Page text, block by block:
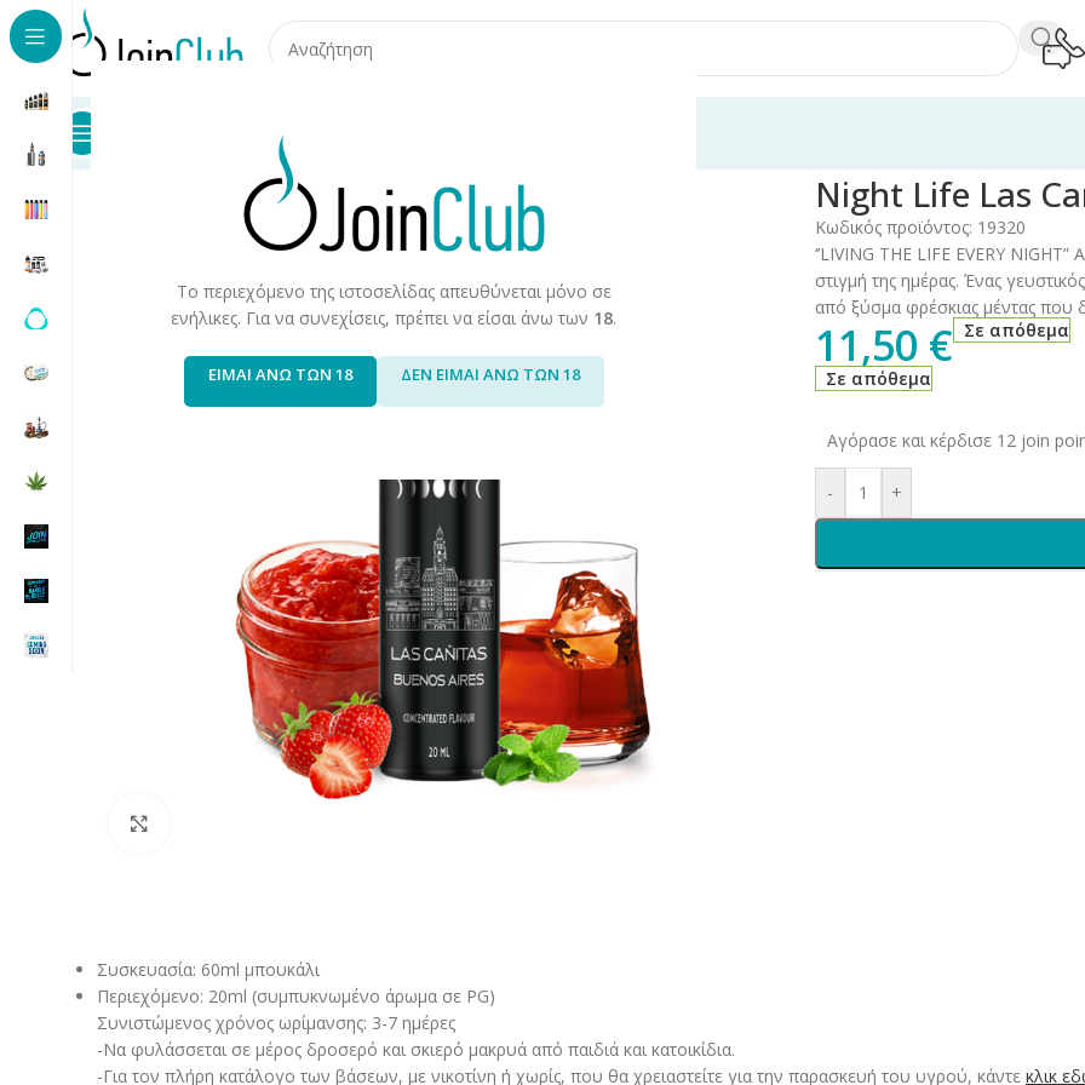
Το περιεχόμενο της ιστοσελίδας απευθύνεται μόνο σε
ενήλικες. Για να συνεχίσεις, πρέπει να είσαι άνω των 18.
ΕΙΜΑΙ ΑΝΩ ΤΩΝ 18 ΔΕΝ ΕΙΜΑΙ ΑΝΩ ΤΩΝ 18
Καταστήματα
Υγρά Αναπλήρωσης
Night Life Las
Κωδικός προϊόντος: 19320
‘’LIVING THE LIFE EVERY
στιγμή της ημέρας. Ένας
από ξύσμα φρέσκιας μέντας που
11,50 € Σε απόθεμα
Σε απόθεμα
Αγόρασε και κέρδισε 12 join
- +
Συσκευασία: 60ml μπουκάλι
Περιεχόμενο: 20ml (συμπυκνωμένο άρωμα σε PG)
Συνιστώμενος χρόνος ωρίμανσης: 3-7 ημέρες
-Να φυλάσσεται σε μέρος δροσερό και σκιερό μακρυά από παιδιά και κατοικίδια.
-Για τον πλήρη κατάλογο των βάσεων, με νικοτίνη ή χωρίς, που θα χρειαστείτε για την παρασκευή του υγρού, κάντε κλικ